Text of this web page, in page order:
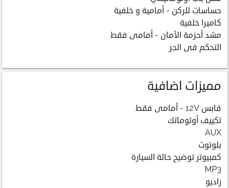
حساسات للركن - أمامية و خلفية
كاميرا خلفية
مشد أحزمة الأمان - أمامى فقط
التحكم فى الجر
مميزات اضافية
قابس 12V - أمامى فقط
تكييف أوتوماتك
AUX
بلوتوث
كمبيوتر توضيح حالة السيارة
MP3
راديو